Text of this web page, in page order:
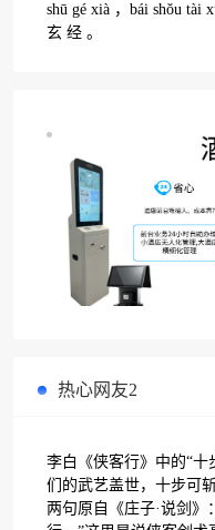
shū gé xià ，bái shǒu
玄 经 。
热心网友2
李白《侠客行》中的“十
们的武艺盖世，十步可
两句原自《庄子·说剑》